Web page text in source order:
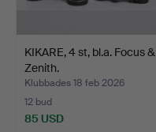
KIKARE, 4 st, bl.a. Focus &
Zenith.
Klubbades 18 feb 2026
12 bud
85 USD